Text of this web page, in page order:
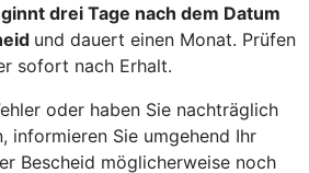
drei Tage nach dem Datum
und dauert einen Monat. Prüfen
sofort nach Erhalt.
oder haben Sie nachträglich
informieren Sie umgehend Ihr
Bescheid möglicherweise noch